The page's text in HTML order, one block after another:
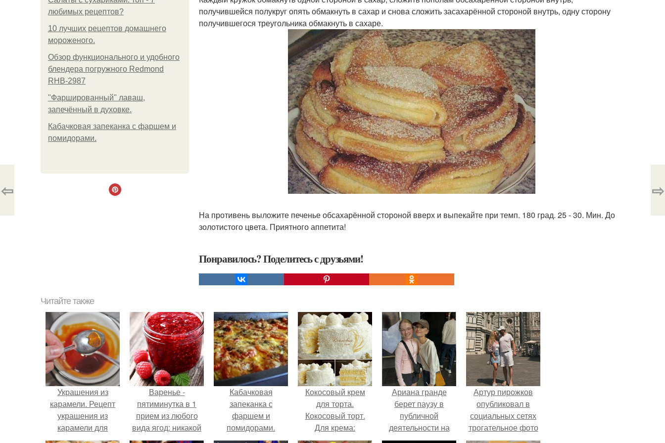
любимых рецептов?
10 лучших рецептов домашнего
мороженого.
Обзор функционального и удобного
блендера погружного Redmond
RHB-2987
"Фаршированный" лаваш,
запечённый в духовке.
Кабачковая запеканка с фаршем и
помидорами.
получившейся полукруг опять обмакнуть в сахар и снова сложить засахарённой стороной внутрь, одну сторону
получившегося треугольника обмакнуть в сахаре.
На противень выложите печенье обсахарённой стороной вверх и выпекайте при темп. 180 град. 25 - 30. Мин. До
золотистого цвета. Приятного аппетита!
Понравилось? Поделитесь с друзьями!
⇦ ⇨
Читайте также
Украшения из
карамели. Рецепт
украшения из
карамели для
тортов и пирожных.
Варенье -
пятиминутка в 1
прием из любого
вида ягод: никакой
длительной варки,
Кабачковая
запеканка с
фаршем и
помидорами.
Кокосовый крем
для торта.
Кокосовый торт.
Для крема:
Ариана гранде
берет паузу в
публичной
деятельности на
фоне слухов о
Артур пирожков
опубликовал в
социальных сетях
трогательное фото
с супругой